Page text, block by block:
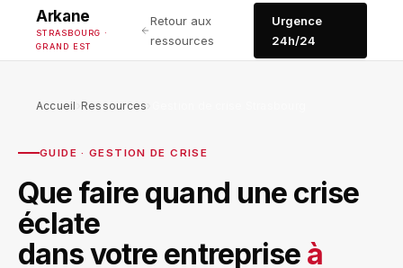
Arkane
STRASBOURG ·
GRAND EST
Retour aux
ressources
Urgence
24h/24
Accueil Ressources
GUIDE · GESTION DE CRISE
Que faire quand une crise
éclate
dans votre entreprise à